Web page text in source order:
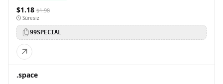
$1.18 $1.98
Süresiz
99SPECIAL
.space